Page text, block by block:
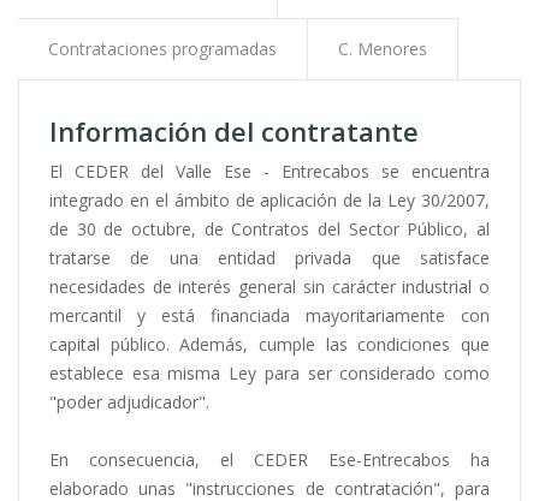
Contrataciones programadas C. Menores
Información del contratante
El CEDER del Valle Ese - Entrecabos se encuentra
integrado en el ámbito de aplicación de la Ley 30/2007,
de 30 de octubre, de Contratos del Sector Público, al
tratarse de una entidad privada que satisface
necesidades de interés general sin carácter industrial o
mercantil y está financiada mayoritariamente con
capital público. Además, cumple las condiciones que
establece esa misma Ley para ser considerado como
"poder adjudicador".
En consecuencia, el CEDER Ese-Entrecabos ha
elaborado unas "instrucciones de contratación", para